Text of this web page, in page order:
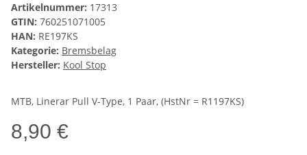
Artikelnummer: 17313
GTIN: 760251071005
HAN: RE197KS
Kategorie: Bremsbelag
Hersteller: Kool Stop
MTB, Linerar Pull V-Type, 1 Paar, (HstNr = R1197KS)
8,90 €